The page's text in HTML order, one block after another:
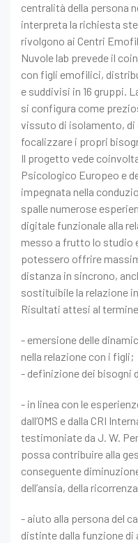
centralità della persona
interpreta la richiesta
rivolgono ai Centri
Nuvole lab prevede il
con figli emofilici,
e suddivisi in 16 gruppi.
si configura come
vissuto di isolamento,
focalizzare i propri
Il progetto vede
Psicologico Europeo e
impegnata nella
spalle numerose
digitale funzionale alla
messo a frutto lo studio
potessero offrire
distanza in sincrono,
sostituibile la relazione
Risultati attesi al
- emersione delle
nella relazione con i figli;
- definizione dei bisogni
- in linea con le
dall’OMS e dalla CRI
testimoniate da J. W.
possa contribuire alla
conseguente
dell’ansia, della
- aiuto alla persona del
distinte dalla funzione